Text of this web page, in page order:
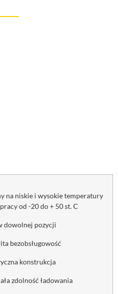
na niskie i wysokie temperatury
od -20 do + 50 st. C
dowolnej pozycji
bezobsługowość
konstrukcja
zdolność ładowania